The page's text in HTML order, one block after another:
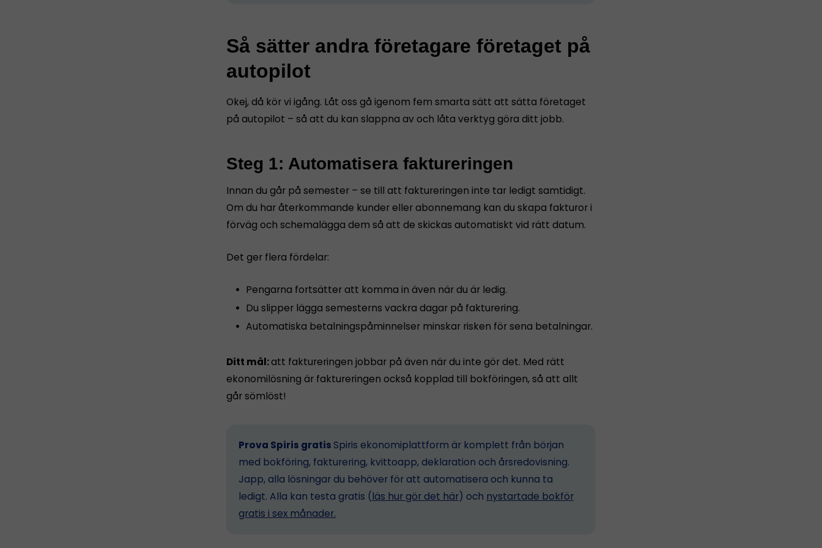
Så sätter andra företagare företaget på
autopilot
Okej, då kör vi igång. Låt oss gå igenom fem smarta sätt att sätta företaget
på autopilot – så att du kan slappna av och låta verktyg göra ditt jobb.
Steg 1: Automatisera faktureringen
Innan du går på semester – se till att faktureringen inte tar ledigt samtidigt.
Om du har återkommande kunder eller abonnemang kan du skapa fakturor i
förväg och schemalägga dem så att de skickas automatiskt vid rätt datum.
Det ger flera fördelar:
Pengarna fortsätter att komma in även när du är ledig.
Du slipper lägga semesterns vackra dagar på fakturering.
Automatiska betalningspåminnelser minskar risken för sena betalningar.
Ditt mål:att faktureringen jobbar på även när du inte gör det. Med rätt
ekonomilösning är faktureringen också kopplad till bokföringen, så att allt
går sömlöst!
Prova Spiris gratis Spiris ekonomiplattform är komplett från början
med bokföring, fakturering, kvittoapp, deklaration och årsredovisning.
Japp, alla lösningar du behöver för att automatisera och kunna ta
ledigt. Alla kan testa gratis (läs hur gör det här) och nystartade bokför
gratis i sex månader.